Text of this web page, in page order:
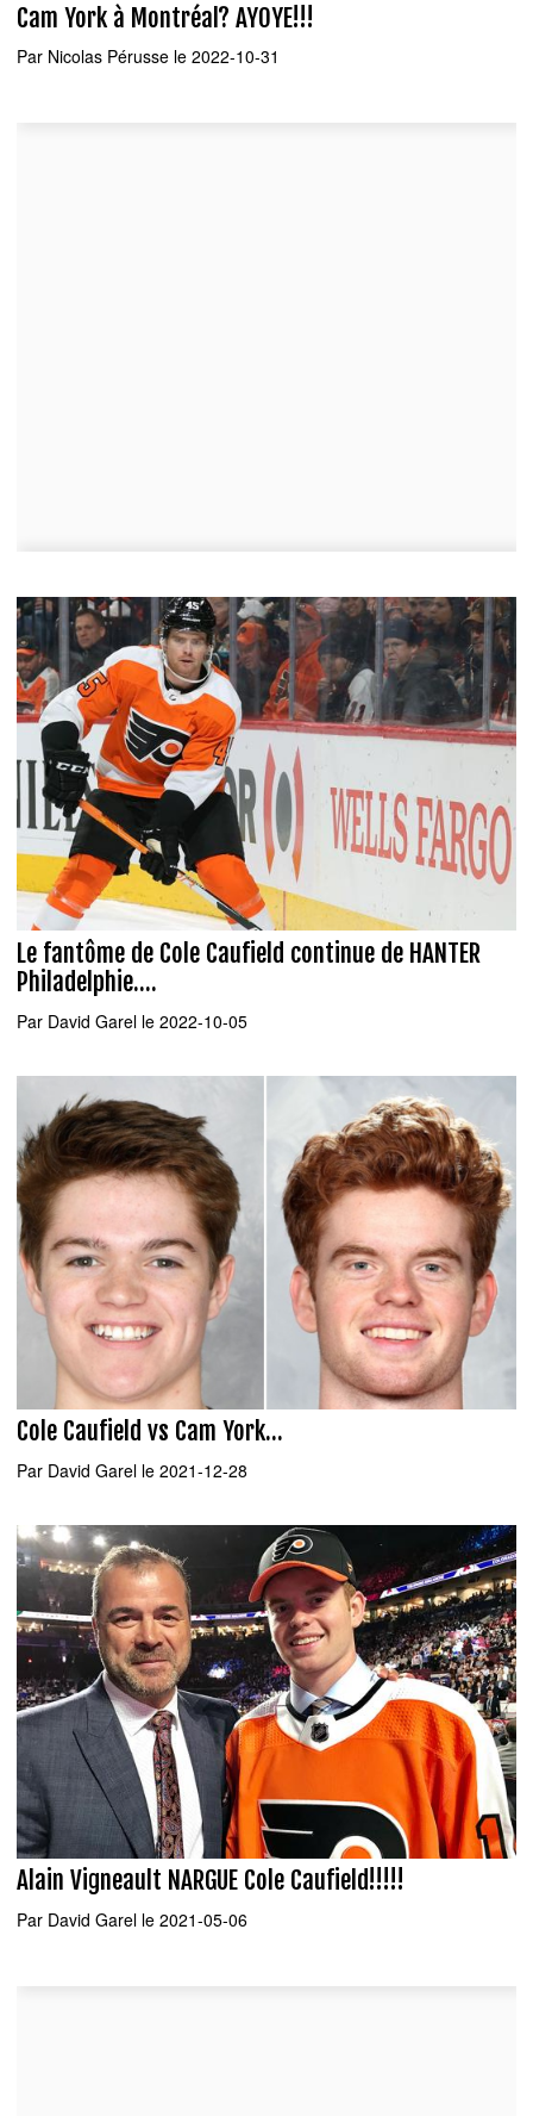
Cam York à Montréal? AYOYE!!!
Par Nicolas Pérusse le 2022-10-31
Le fantôme de Cole Caufield continue de HANTER
Philadelphie....
Par David Garel le 2022-10-05
Cole Caufield vs Cam York...
Par David Garel le 2021-12-28
Alain Vigneault NARGUE Cole Caufield!!!!!
Par David Garel le 2021-05-06